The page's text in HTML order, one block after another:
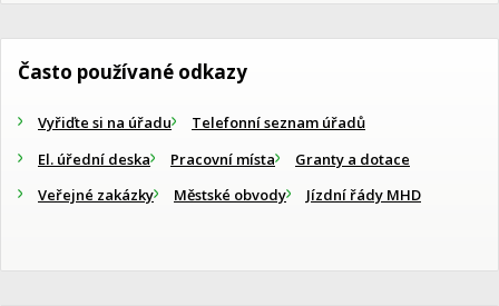
Často používané odkazy
Vyřiďte si na úřadu
Telefonní seznam úřadů
El. úřední deska
Pracovní místa
Granty a dotace
Veřejné zakázky
Městské obvody Jízdní řády MHD